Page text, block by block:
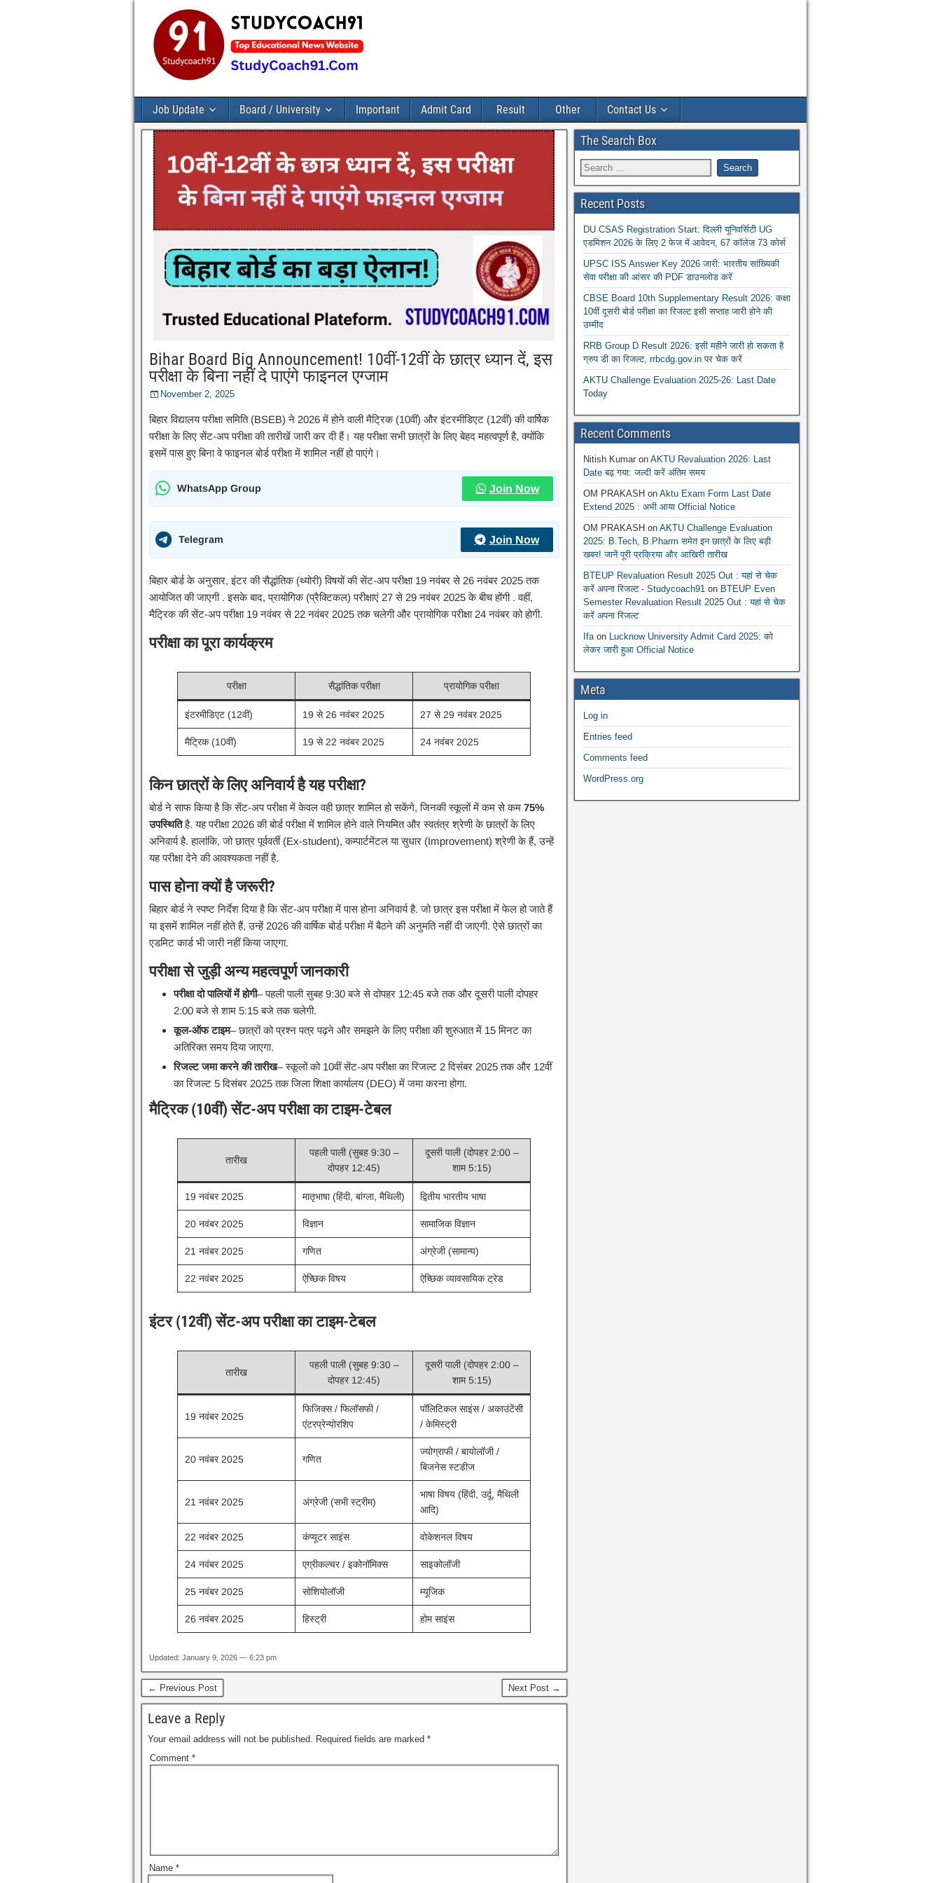
Job Update Board / University Important Admit Card Result Other Contact Us
Bihar Board Big Announcement! 10वीं-12वीं के छात्र ध्यान दें, इस
परीक्षा के बिना नहीं दे पाएंगे फाइनल एग्जाम
November 2, 2025
बिहार विद्यालय परीक्षा समिति (BSEB) ने 2026 में होने वाली मैट्रिक (10वीं) और इंटरमीडिएट (12वीं) की वार्षिक
परीक्षा के लिए सेंट-अप परीक्षा की तारीखें जारी कर दी हैं। यह परीक्षा सभी छात्रों के लिए बेहद महत्वपूर्ण है, क्योंकि
इसमें पास हुए बिना वे फाइनल बोर्ड परीक्षा में शामिल नहीं हो पाएंगे।
WhatsApp Group Join Now
Telegram Join Now
बिहार बोर्ड के अनुसार, इंटर की सैद्धांतिक (थ्योरी) विषयों की सेंट-अप परीक्षा 19 नवंबर से 26 नवंबर 2025 तक
आयोजित की जाएगी . इसके बाद, प्रायोगिक (प्रैक्टिकल) परीक्षाएं 27 से 29 नवंबर 2025 के बीच होंगी . वहीं,
मैट्रिक की सेंट-अप परीक्षा 19 नवंबर से 22 नवंबर 2025 तक चलेगी और प्रायोगिक परीक्षा 24 नवंबर को होगी.​
परीक्षा का पूरा कार्यक्रम
परीक्षा सैद्धांतिक परीक्षा प्रायोगिक परीक्षा
इंटरमीडिएट (12वीं) 19 से 26 नवंबर 2025 ​ 27 से 29 नवंबर 2025 ​
मैट्रिक (10वीं) 19 से 22 नवंबर 2025 ​ 24 नवंबर 2025 ​
किन छात्रों के लिए अनिवार्य है यह परीक्षा?
बोर्ड ने साफ किया है कि सेंट-अप परीक्षा में केवल वही छात्र शामिल हो सकेंगे, जिनकी स्कूलों में कम से कम 75%
उपस्थितिहै. यह परीक्षा 2026 की बोर्ड परीक्षा में शामिल होने वाले नियमित और स्वतंत्र श्रेणी के छात्रों के लिए
अनिवार्य है. हालांकि, जो छात्र पूर्ववर्ती (Ex-student), कम्पार्टमेंटल या सुधार (Improvement) श्रेणी के हैं, उन्हें
यह परीक्षा देने की आवश्यकता नहीं है.​
पास होना क्यों है जरूरी?
बिहार बोर्ड ने स्पष्ट निर्देश दिया है कि सेंट-अप परीक्षा में पास होना अनिवार्य है. जो छात्र इस परीक्षा में फेल हो जाते हैं
या इसमें शामिल नहीं होते हैं, उन्हें 2026 की वार्षिक बोर्ड परीक्षा में बैठने की अनुमति नहीं दी जाएगी. ऐसे छात्रों का
एडमिट कार्ड भी जारी नहीं किया जाएगा.​
परीक्षा से जुड़ी अन्य महत्वपूर्ण जानकारी
परीक्षा दो पालियों में होगी– पहली पाली सुबह 9:30 बजे से दोपहर 12:45 बजे तक और दूसरी पाली दोपहर
2:00 बजे से शाम 5:15 बजे तक चलेगी.​
कूल-ऑफ टाइम– छात्रों को प्रश्न पत्र पढ़ने और समझने के लिए परीक्षा की शुरुआत में 15 मिनट का
अतिरिक्त समय दिया जाएगा.​
रिजल्ट जमा करने की तारीख– स्कूलों को 10वीं सेंट-अप परीक्षा का रिजल्ट 2 दिसंबर 2025 तक और 12वीं
का रिजल्ट 5 दिसंबर 2025 तक जिला शिक्षा कार्यालय (DEO) में जमा करना होगा.​
मैट्रिक (10वीं) सेंट-अप परीक्षा का टाइम-टेबल
तारीख
पहली पाली (सुबह 9:30 –
दोपहर 12:45)
दूसरी पाली (दोपहर 2:00 –
शाम 5:15)
19 नवंबर 2025 मातृभाषा (हिंदी, बांग्ला, मैथिली) द्वितीय भारतीय भाषा
20 नवंबर 2025 विज्ञान सामाजिक विज्ञान
21 नवंबर 2025 गणित अंग्रेजी (सामान्य)
22 नवंबर 2025 ऐच्छिक विषय ऐच्छिक व्यावसायिक ट्रेड
इंटर (12वीं) सेंट-अप परीक्षा का टाइम-टेबल
तारीख
पहली पाली (सुबह 9:30 –
दोपहर 12:45)
दूसरी पाली (दोपहर 2:00 –
शाम 5:15)
19 नवंबर 2025
फिजिक्स / फिलॉसफी /
एंटरप्रेन्योरशिप ​
पॉलिटिकल साइंस / अकाउंटेंसी
/ केमिस्ट्री ​
20 नवंबर 2025 गणित ​
ज्योग्राफी / बायोलॉजी /
बिजनेस स्टडीज ​
21 नवंबर 2025 अंग्रेजी (सभी स्ट्रीम) ​
भाषा विषय (हिंदी, उर्दू, मैथिली
आदि) ​
22 नवंबर 2025 कंप्यूटर साइंस ​ वोकेशनल विषय ​
24 नवंबर 2025 एग्रीकल्चर / इकोनॉमिक्स ​ साइकोलॉजी ​
25 नवंबर 2025 सोशियोलॉजी ​ म्यूजिक ​
26 नवंबर 2025 हिस्ट्री ​ होम साइंस ​
Updated: January 9, 2026 — 6:23 pm
← Previous Post Next Post →
Leave a Reply
Your email address will not be published. Required fields are marked *
Comment *
Name *
The Search Box
Recent Posts
DU CSAS Registration Start: दिल्ली यूनिवर्सिटी UG
एडमिशन 2026 के लिए 2 फेज में आवेदन, 67 कॉलेज 73 कोर्स
UPSC ISS Answer Key 2026 जारी: भारतीय सांख्यिकी
सेवा परीक्षा की आंसर की PDF डाउनलोड करें
CBSE Board 10th Supplementary Result 2026: कक्षा
10वीं दूसरी बोर्ड परीक्षा का रिजल्ट इसी सप्ताह जारी होने की
उम्मीद
RRB Group D Result 2026: इसी महीने जारी हो सकता है
ग्रुप डी का रिजल्ट, rrbcdg.gov.in पर चेक करें
AKTU Challenge Evaluation 2025-26: Last Date
Today
Recent Comments
Nitish Kumaron AKTU Revaluation 2026: Last
Date बढ़ गया: जल्दी करें अंतिम समय
OM PRAKASH on Aktu Exam Form Last Date
Extend 2025 : अभी आया Official Notice
OM PRAKASH on AKTU Challenge Evaluation
2025: B.Tech, B.Pharm समेत इन छात्रों के लिए बड़ी
खबर! जानें पूरी प्रक्रिया और आखिरी तारीख
BTEUP Revaluation Result 2025 Out : यहां से चेक
करें अपना रिजल्ट - Studycoach91on BTEUP Even
Semester Revaluation Result 2025 Out : यहां से चेक
करें अपना रिजल्ट
Ifaon Lucknow University Admit Card 2025: को
लेकर जारी हुआ Official Notice
Meta
Log in
Entries feed
Comments feed
WordPress.org